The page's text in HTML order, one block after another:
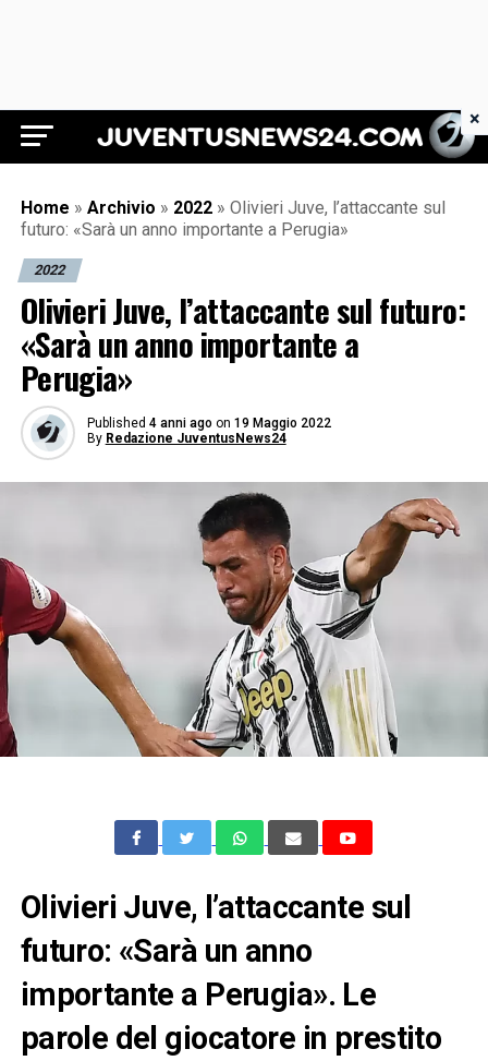
Juventus News 24
Home » Archivio » 2022 » Olivieri Juve, l’attaccante sul
futuro: «Sarà un anno importante a Perugia»
2022
Olivieri Juve, l’attaccante sul futuro:
«Sarà un anno importante a
Perugia»
Published 4 anni ago on 19 Maggio 2022
By Redazione JuventusNews24
Olivieri Juve, l’attaccante sul
futuro: «Sarà un anno
importante a Perugia». Le
parole del giocatore in prestito
×